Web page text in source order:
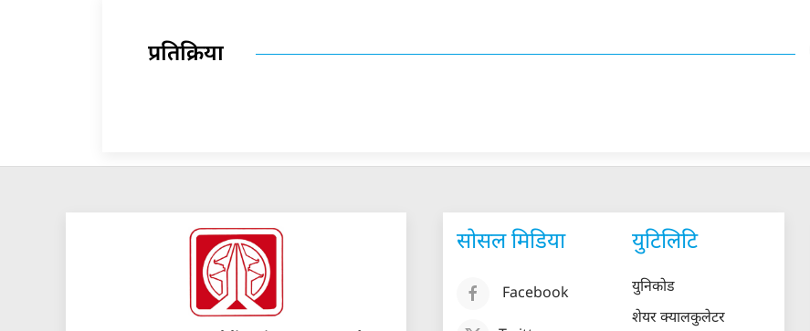
प्रतिक्रिया
सोसल मिडिया
Facebook
युटिलिटि
युनिकोड
शेयर क्यालकुलेटर